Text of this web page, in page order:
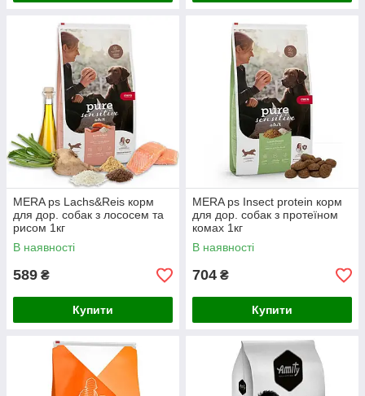
MERA ps Lachs&Reis корм
для дор. собак з лососем та
рисом 1кг
В наявності
589 ₴
Купити
MERA ps Insect protein корм
для дор. собак з протеїном
комах 1кг
В наявності
704 ₴
Купити